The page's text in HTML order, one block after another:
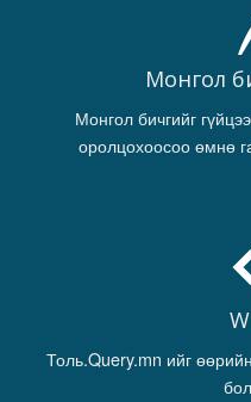
Монгол
Монгол бичгийг
оролцохоосоо өмнө
Толь.Query.mn ийг